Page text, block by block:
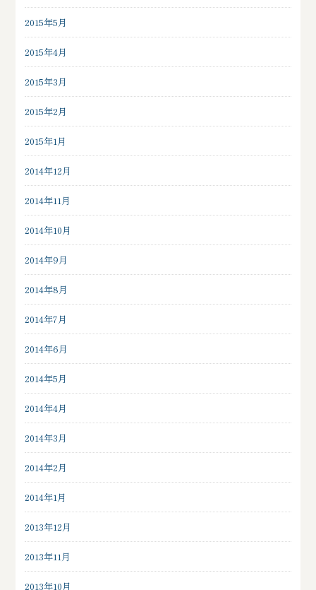
2015年5月
2015年4月
2015年3月
2015年2月
2015年1月
2014年12月
2014年11月
2014年10月
2014年9月
2014年8月
2014年7月
2014年6月
2014年5月
2014年4月
2014年3月
2014年2月
2014年1月
2013年12月
2013年11月
2013年10月